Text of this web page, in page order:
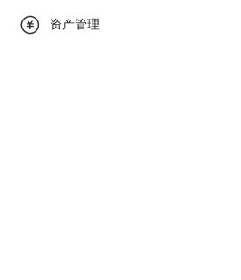
资产管理